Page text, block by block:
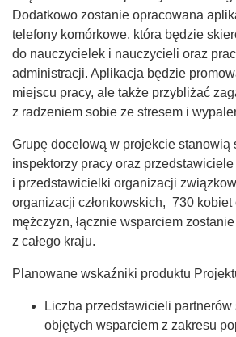
Dodatkowo zostanie opracowana
telefony komórkowe, która będzie
do nauczycielek i nauczycieli oraz
administracji. Aplikacja będzie
miejscu pracy, ale także przybliżać
z radzeniem sobie ze stresem i
Grupę docelową w projekcie stanowią
inspektorzy pracy oraz przedstawiciele
i przedstawicielki organizacji
organizacji członkowskich, 730 kobiet
mężczyzn, łącznie wsparciem
z całego kraju.
Planowane wskaźniki produktu
Liczba przedstawicieli partnerów
objętych wsparciem z zakresu